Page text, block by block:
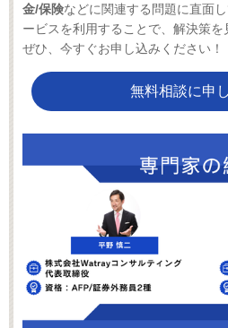
金/保険などに関連する問題に直面
ービスを利用することで、解決策を
ぜひ、今すぐお申し込みください！
無料相談に申